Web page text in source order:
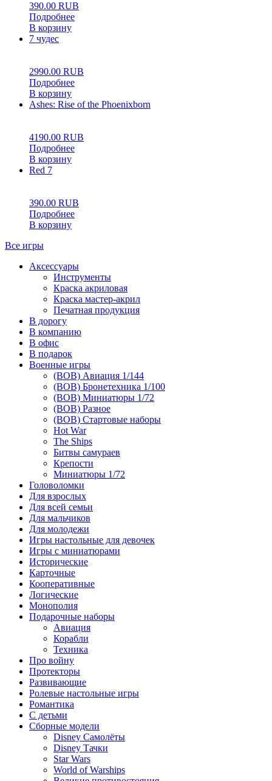
390.00 RUB
Подробнее
В корзину
7 чудес
2990.00 RUB
Подробнее
В корзину
Ashes: Rise of the Phoenixborn
4190.00 RUB
Подробнее
В корзину
Red 7
390.00 RUB
Подробнее
В корзину
Все игры
Аксессуары
Инструменты
Краска акриловая
Краска мастер-акрил
Печатная продукция
В дорогу
В компанию
В офис
В подарок
Военные игры
(ВОВ) Авиация 1/144
(ВОВ) Бронетехника 1/100
(ВОВ) Миниатюры 1/72
(ВОВ) Разное
(ВОВ) Стартовые наборы
Hot War
The Ships
Битвы самураев
Крепости
Миниатюры 1/72
Головоломки
Для взрослых
Для всей семьи
Для мальчиков
Для молодежи
Игры настольные для девочек
Игры с миниатюрами
Исторические
Карточные
Кооперативные
Логические
Монополия
Подарочные наборы
Авиация
Корабли
Техника
Про войну
Протекторы
Развивающие
Ролевые настольные игры
Романтика
С детьми
Сборные модели
Disney Самолёты
Disney Тачки
Star Wars
World of Warships